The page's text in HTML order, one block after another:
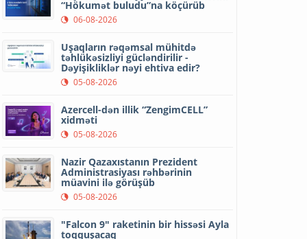
startap Atatürkə məxsus
yaratdı-Fotolar
Qadınlar Klubu 2 yaşını qeyd
Bakıda keçirilən Seedstars
müsabiqəsinin qalibləri
13 startap komandasının
“Hökumət buludu”na köçürüb
06-08-2026
Uşaqların rəqəmsal mühitdə
təhlükəsizliyi gücləndirilir -
Dəyişikliklər nəyi ehtiva edir?
05-08-2026
Azercell-dən illik “ZengimCELL”
xidməti
05-08-2026
Nazir Qazaxıstanın Prezident
Administrasiyası rəhbərinin
müavini ilə görüşüb
05-08-2026
"Falcon 9" raketinin bir hissəsi Ayla
toqquşacaq